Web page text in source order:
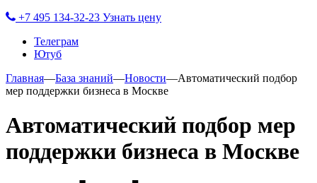
+7 495 134-32-23 Узнать цену
Телеграм
Ютуб
Главная—База знаний—Новости—Автоматический подбор
мер поддержки бизнеса в Москве
Автоматический подбор мер
поддержки бизнеса в Москве